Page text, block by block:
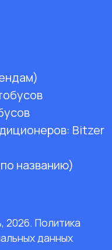
Bitzer
названию)
Политика
данных